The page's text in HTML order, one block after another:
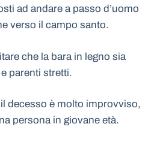
ad andare a passo d’uomo
verso il campo santo.
che la bara in legno sia
parenti stretti.
decesso è molto improvviso,
persona in giovane età.